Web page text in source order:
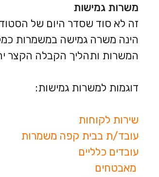
משרות גמישות
זה לא סוד שסדר היום של
הינה משרה גמישה במשמרות
המשרות ותהליך הקבלה הקצר
דוגמות למשרות גמישות:
שירות לקוחות
עובד/ת בבית קפה משמרות
עובדים כלליים
מאבטחים